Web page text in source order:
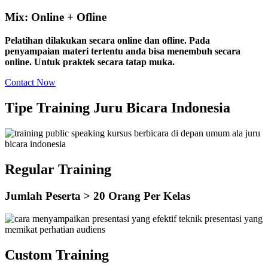
Mix: Online + Ofline
Pelatihan dilakukan secara online dan ofline. Pada
penyampaian materi tertentu anda bisa menembuh secara
online. Untuk praktek secara tatap muka.
Contact Now
Tipe Training Juru Bicara Indonesia
Regular Training
Jumlah Peserta > 20 Orang Per Kelas
Custom Training